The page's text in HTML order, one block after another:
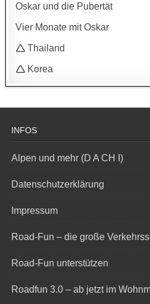
Oskar und die Pubertät
Vier Monate mit Oskar
🛆 Thailand
🛆 Korea
INFOS
Alpen und mehr (D A CH I)
Datenschutzerklärung
Impressum
Road-Fun – die große
Road-Fun unterstützen
Roadfun 3.0 – ab jetzt im